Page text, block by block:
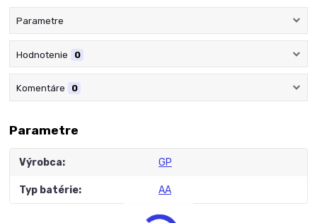
Parametre
Hodnotenie 0
Komentáre 0
Parametre
Výrobca GP
Typ batérie AA